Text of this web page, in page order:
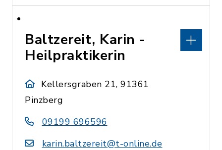
Baltzereit, Karin -
Heilpraktikerin
Kellersgraben 21, 91361
Pinzberg
09199 696596
karin.baltzereit@t-online.de